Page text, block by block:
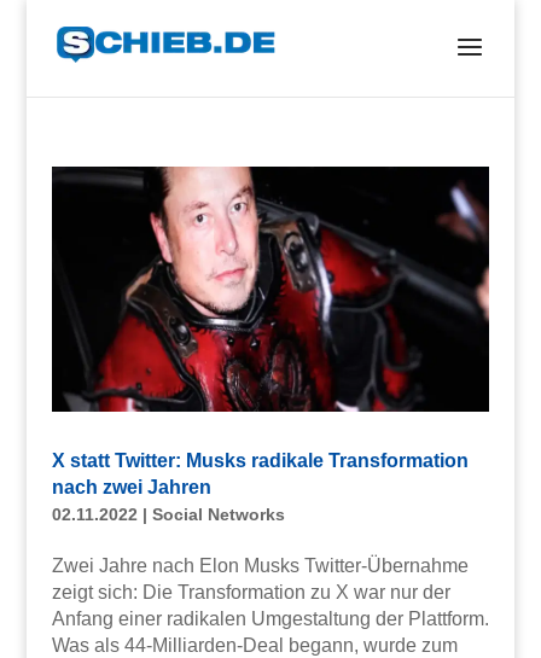
X statt Twitter: Musks radikale Transformation
nach zwei Jahren
02.11.2022 | Social Networks
Zwei Jahre nach Elon Musks Twitter-Übernahme
zeigt sich: Die Transformation zu X war nur der
Anfang einer radikalen Umgestaltung der Plattform.
Was als 44-Milliarden-Deal begann, wurde zum